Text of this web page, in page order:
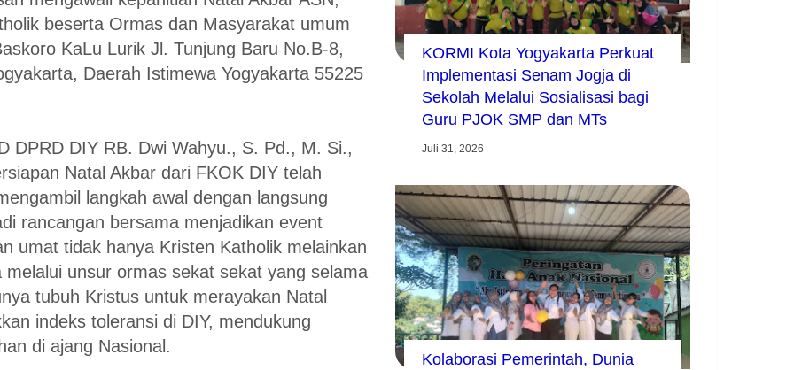
beserta Ormas dan Masyarakat umum
KaLu Lurik Jl. Tunjung Baru No.B-8,
Daerah Istimewa Yogyakarta 55225
DPRD DIY RB. Dwi Wahyu., S. Pd., M. Si.,
Natal Akbar dari FKOK DIY telah
langkah awal dengan langsung
rancangan bersama menjadikan event
umat tidak hanya Kristen Katholik melainkan
unsur ormas sekat sekat yang selama
tubuh Kristus untuk merayakan Natal
indeks toleransi di DIY, mendukung
di ajang Nasional.
KORMI Kota Yogyakarta Perkuat
Implementasi Senam Jogja di
Sekolah Melalui Sosialisasi bagi
Guru PJOK SMP dan MTs
Juli 31, 2026
Kolaborasi Pemerintah, Dunia